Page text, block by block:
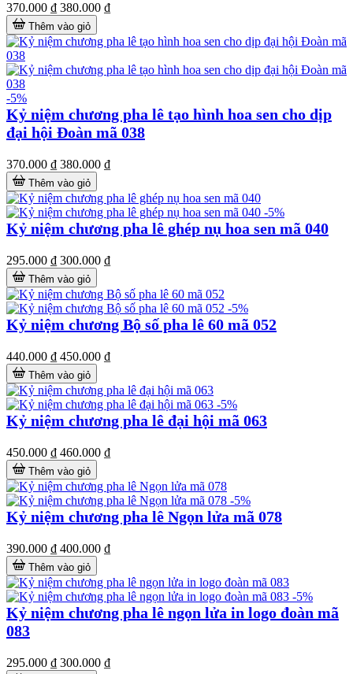
370.000 ₫ 380.000 ₫
Thêm vào giỏ
-5%
Kỷ niệm chương pha lê tạo hình hoa sen cho dịp
đại hội Đoàn mã 038
370.000 ₫ 380.000 ₫
Thêm vào giỏ
-5%
Kỷ niệm chương pha lê ghép nụ hoa sen mã 040
295.000 ₫ 300.000 ₫
Thêm vào giỏ
-5%
Kỷ niệm chương Bộ số pha lê 60 mã 052
440.000 ₫ 450.000 ₫
Thêm vào giỏ
-5%
Kỷ niệm chương pha lê đại hội mã 063
450.000 ₫ 460.000 ₫
Thêm vào giỏ
-5%
Kỷ niệm chương pha lê Ngọn lửa mã 078
390.000 ₫ 400.000 ₫
Thêm vào giỏ
-5%
Kỷ niệm chương pha lê ngọn lửa in logo đoàn mã
083
295.000 ₫ 300.000 ₫